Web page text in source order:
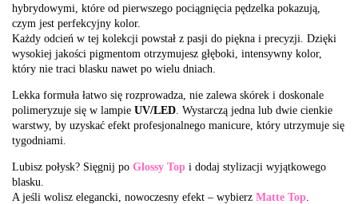
hybrydowymi, które od pierwszego pociągnięcia pędzelka pokazują,
czym jest perfekcyjny kolor.
Każdy odcień w tej kolekcji powstał z pasji do piękna i precyzji. Dzięki
wysokiej jakości pigmentom otrzymujesz głęboki, intensywny kolor,
który nie traci blasku nawet po wielu dniach.
Lekka formuła łatwo się rozprowadza, nie zalewa skórek i doskonale
polimeryzuje się w lampie UV/LED . Wystarczą jedna lub dwie cienkie
warstwy, by uzyskać efekt profesjonalnego manicure, który utrzymuje się
tygodniami.
Lubisz połysk? Sięgnij po Glossy Top i dodaj stylizacji wyjątkowego
blasku.
A jeśli wolisz elegancki, nowoczesny efekt – wybierz Matte Top